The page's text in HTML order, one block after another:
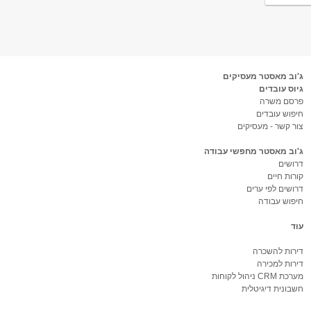
ג'וב מאסטר מעסיקים
גיוס עובדים
פרסם משרה
חיפוש עובדים
צור קשר - מעסיקים
ג'וב מאסטר מחפשי עבודה
דרושים
קורות חיים
דרושים לפי ערים
חיפוש עבודה
עוד
דירות להשכרה
דירות למכירה
מערכת CRM ניהול לקוחות
חשבונית דיגיטלית